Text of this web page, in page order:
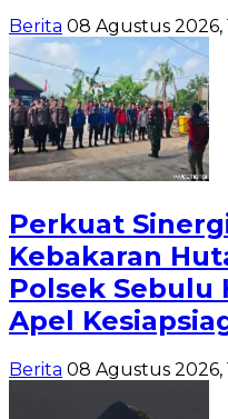
Berita 08 Agustus 2026,
Perkuat
Kebakaran
Polsek Sebulu
Apel
Berita 08 Agustus 2026,